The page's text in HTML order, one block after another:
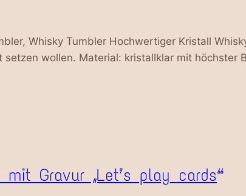
Whisky Tumbler Hochwertiger Kristall
wollen. Material: kristallklar mit höchster
Gravur „Let’s play cards“